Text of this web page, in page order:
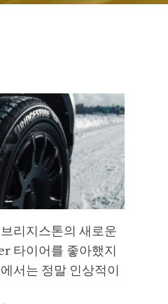
리지스톤의 새로운
타이어를 좋아했지
서는 정말 인상적이